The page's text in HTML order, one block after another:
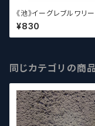
《池》イーグレブルワリ
Hour
¥830
同じカテゴリの商品